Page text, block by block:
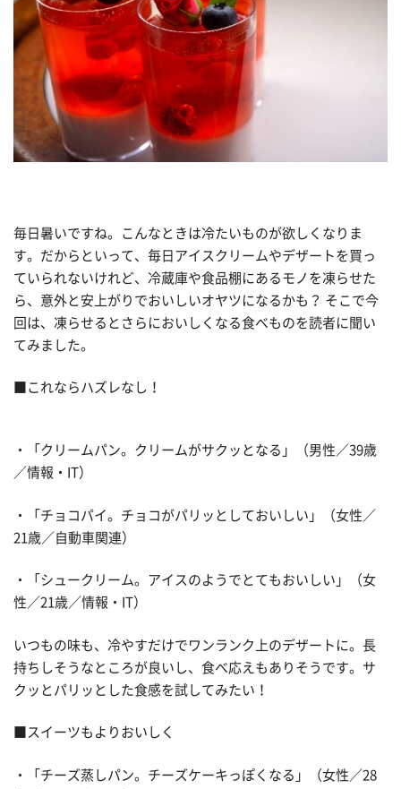
毎日暑いですね。こんなときは冷たいものが欲しくなりま
す。だからといって、毎日アイスクリームやデザートを買っ
ていられないけれど、冷蔵庫や食品棚にあるモノを凍らせた
ら、意外と安上がりでおいしいオヤツになるかも？ そこで今
回は、凍らせるとさらにおいしくなる食べものを読者に聞い
てみました。
■これならハズレなし！
・「クリームパン。クリームがサクッとなる」（男性／39歳
／情報・IT）
・「チョコパイ。チョコがパリッとしておいしい」（女性／
21歳／自動車関連）
・「シュークリーム。アイスのようでとてもおいしい」（女
性／21歳／情報・IT）
いつもの味も、冷やすだけでワンランク上のデザートに。長
持ちしそうなところが良いし、食べ応えもありそうです。サ
クッとパリッとした食感を試してみたい！
■スイーツもよりおいしく
・「チーズ蒸しパン。チーズケーキっぽくなる」（女性／28